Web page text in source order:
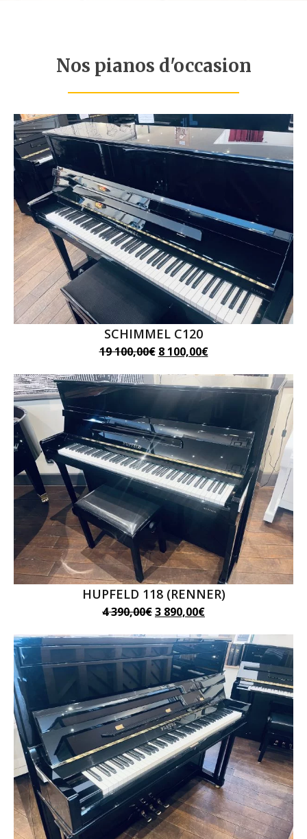
Nos pianos d'occasion
SCHIMMEL C120
19 100,00€ Le
initial
était :
19
100,00€.
8 100,00€Le
actuel
est :
100,00€.
HUPFELD 118 (RENNER)
4 390,00€Le
initial
était :
4
390,00€.
3 890,00€Le
actuel
est :
3
890,00€.